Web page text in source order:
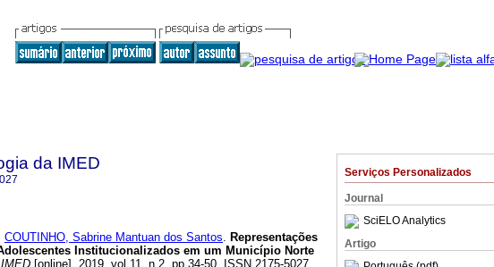
Serviços Personalizados
Journal
SciELO Analytics
Artigo
da IMED
COUTINHO, Sabrine Mantuan dos Santos. Representações
Institucionalizados em um Município Norte
[online]. 2019, vol.11, n.2, pp.34-50. ISSN 2175-5027.